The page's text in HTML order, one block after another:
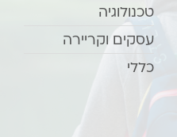
טכנולוגיה
עסקים וקריירה
כללי